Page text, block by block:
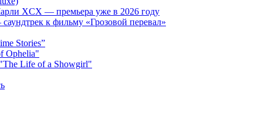
XCX — премьера уже в 2026 году
к фильму «Грозовой перевал»
Stories”
Ophelia"
Life of a Showgirl"